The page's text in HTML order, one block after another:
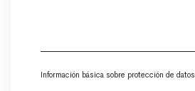
Información básica sobre protección de datos